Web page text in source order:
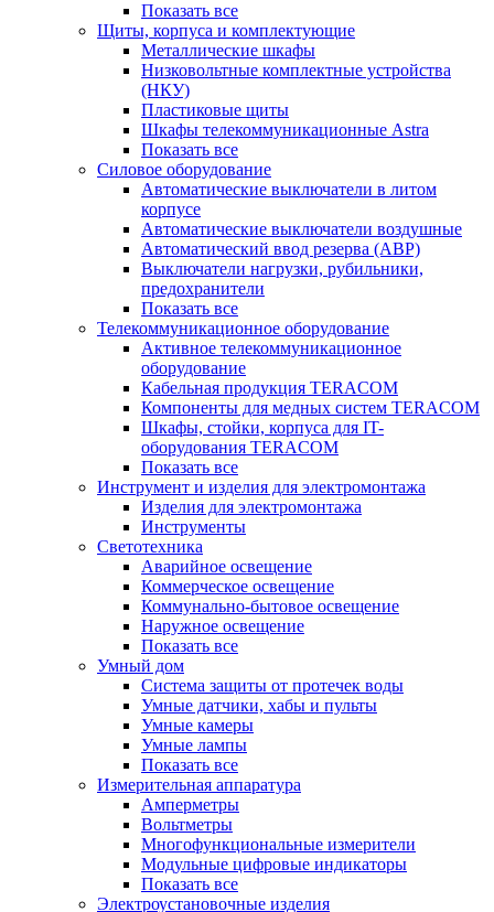
Показать все
Щиты, корпуса и комплектующие
Металлические шкафы
Низковольтные комплектные устройства
(НКУ)
Пластиковые щиты
Шкафы телекоммуникационные Astra
Показать все
Силовое оборудование
Автоматические выключатели в литом
корпусе
Автоматические выключатели воздушные
Автоматический ввод резерва (АВР)
Выключатели нагрузки, рубильники,
предохранители
Показать все
Телекоммуникационное оборудование
Активное телекоммуникационное
оборудование
Кабельная продукция TERACOM
Компоненты для медных систем TERACOM
Шкафы, стойки, корпуса для IT-
оборудования TERACOM
Показать все
Инструмент и изделия для электромонтажа
Изделия для электромонтажа
Инструменты
Светотехника
Аварийное освещение
Коммерческое освещение
Коммунально-бытовое освещение
Наружное освещение
Показать все
Умный дом
Система защиты от протечек воды
Умные датчики, хабы и пульты
Умные камеры
Умные лампы
Показать все
Измерительная аппаратура
Амперметры
Вольтметры
Многофункциональные измерители
Модульные цифровые индикаторы
Показать все
Электроустановочные изделия